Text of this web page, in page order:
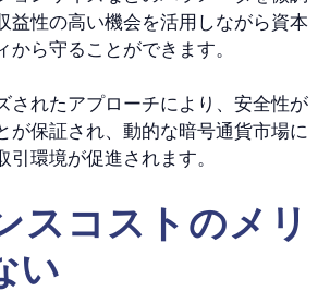
益性の高い機会を活用しながら資本
から守ることができます。
されたアプローチにより、安全性が
が保証され、動的な暗号通貨市場に
引環境が促進されます。
スコストのメリ
い